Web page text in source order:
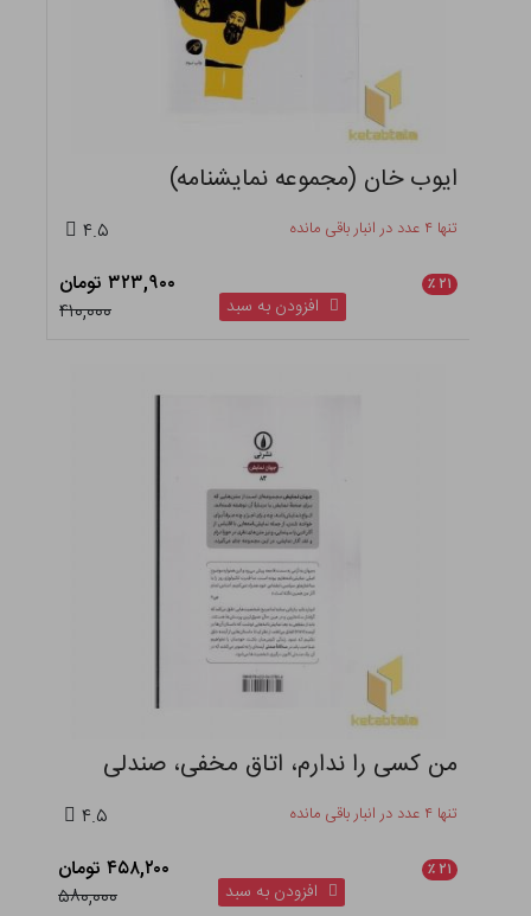
ایوب خان (مجموعه نمایشنامه)
تنها ۴ عدد در انبار باقی مانده ۴.۵
۲۱ ٪
۳۲۳,۹۰۰ تومان
۴۱۰,۰۰۰
افزودن به سبد
من کسی را ندارم، اتاق مخفی، صندلی
تنها ۴ عدد در انبار باقی مانده ۴.۵
۲۱ ٪
۴۵۸,۲۰۰ تومان
۵۸۰,۰۰۰
افزودن به سبد